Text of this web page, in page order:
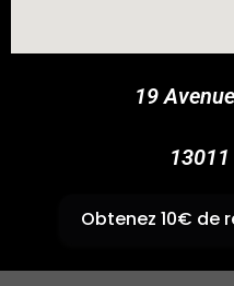
19
✆04
Obtenez 10€ de